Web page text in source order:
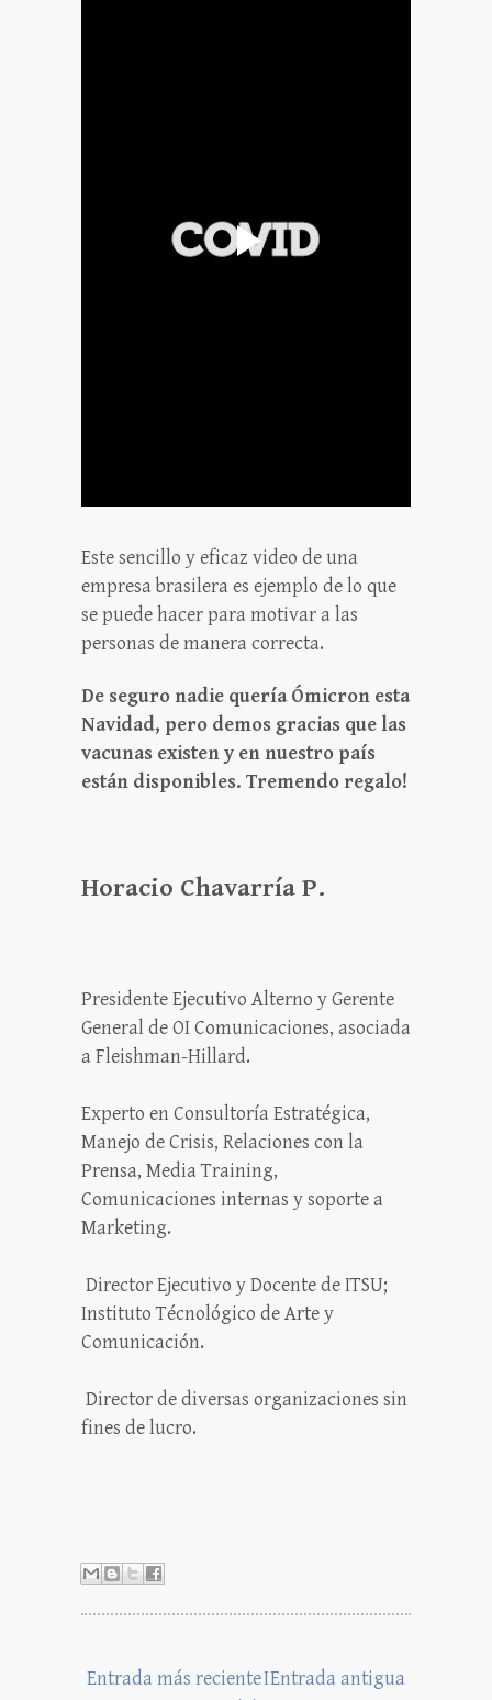
Este sencillo y eficaz video de una
empresa brasilera es ejemplo de lo que
se puede hacer para motivar a las
personas de manera correcta.
De seguro nadie quería Ómicron esta
Navidad, pero demos gracias que las
vacunas existen y en nuestro país
están disponibles. Tremendo regalo!
Horacio Chavarría P.
Presidente Ejecutivo Alterno y Gerente
General de OI Comunicaciones, asociada
a Fleishman-Hillard.
Experto en Consultoría Estratégica,
Manejo de Crisis, Relaciones con la
Prensa, Media Training,
Comunicaciones internas y soporte a
Marketing.
Director Ejecutivo y Docente de ITSU;
Instituto Técnológico de Arte y
Comunicación.
Director de diversas organizaciones sin
fines de lucro.
Entrada más reciente Entrada antigua
I